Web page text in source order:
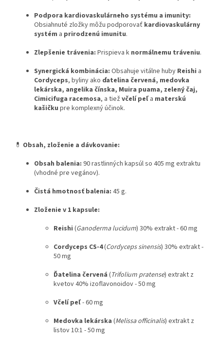
Podpora kardiovaskulárneho systému a imunity:
Obsiahnuté zložky môžu podporovať kardiovaskulárny
systém a prirodzenú imunitu.
Zlepšenie trávenia: Prispieva k normálnemu tráveniu.
Synergická kombinácia: Obsahuje vitálne huby Reishi a
Cordyceps, byliny ako ďatelina červená, medovka
lekárska, angelika čínska, Muira puama, zelený čaj,
Cimicifuga racemosa, a tiež včelí peľ a materskú
kašičku pre komplexný účinok.
💊 Obsah, zloženie a dávkovanie:
Obsah balenia: 90 rastlinných kapsúl so 405 mg extraktu
(vhodné pre vegánov).
Čistá hmotnosť balenia: 45 g.
Zloženie v 1 kapsule:
Reishi (Ganoderma lucidum) 30% extrakt - 60 mg
Cordyceps CS-4(Cordyceps sinensis) 30% extrakt -
50 mg
Ďatelina červená (Trifolium pratense) extrakt z
kvetov 40% izoflavonoidov - 50 mg
Včelí peľ- 60 mg
Medovka lekárska (Melissa officinalis) extrakt z
listov 10:1 - 50 mg